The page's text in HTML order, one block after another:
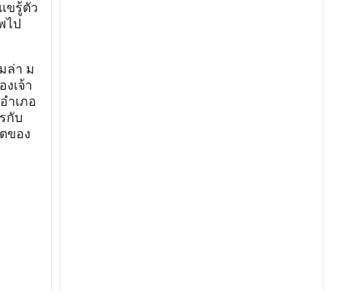
ขรู้ตัว
ไป
ล่า ม
เจ้า
ำเภอ
กับ
ของ